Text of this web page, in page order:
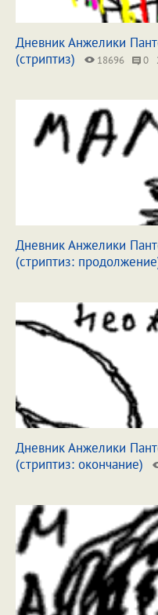
Дневник Анжелики
(стриптиз)
18696 0
Дневник Анжелики
(стриптиз:
Дневник Анжелики
(стриптиз: окончание)